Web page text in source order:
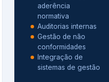
aderência
normativa
Auditorias internas
Gestão de não
conformidades
Integração de
sistemas de gestão